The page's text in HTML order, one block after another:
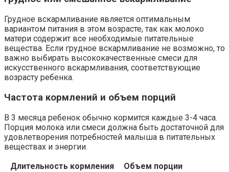
Грудное вскармливание является оптимальным
вариантом питания в этом возрасте, так как молоко
матери содержит все необходимые питательные
вещества. Если грудное вскармливание не возможно, то
важно выбирать высококачественные смеси для
искусственного вскармливания, соответствующие
возрасту ребенка.
Частота кормлений и объем порций
В 3 месяца ребенок обычно кормится каждые 3-4 часа.
Порция молока или смеси должна быть достаточной для
удовлетворения потребностей малыша в питательных
веществах и энергии.
Длительность кормления
Объем порции